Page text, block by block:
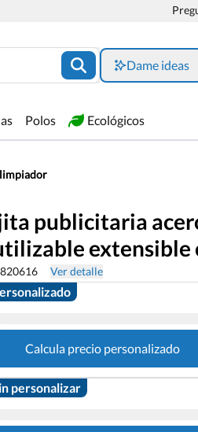
Dame ideas
Polos Ecológicos
publicitaria
extensible
Ver detalle
Calcula precio personalizado
personalizar